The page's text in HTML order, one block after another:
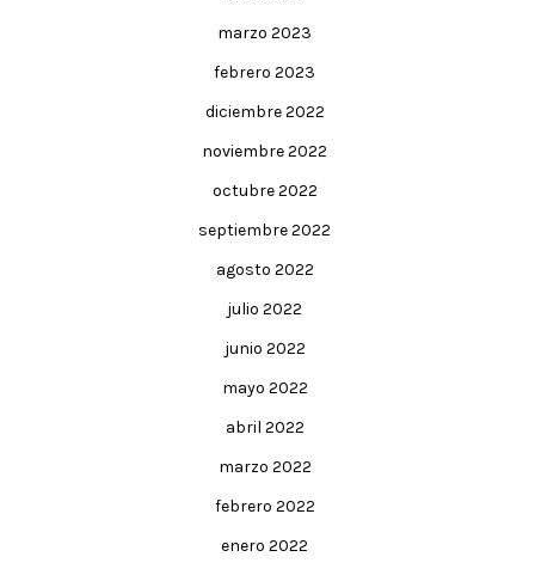
marzo 2023
febrero 2023
diciembre 2022
noviembre 2022
octubre 2022
septiembre 2022
agosto 2022
julio 2022
junio 2022
mayo 2022
abril 2022
marzo 2022
febrero 2022
enero 2022